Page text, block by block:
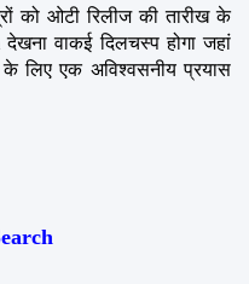
को ओटी रिलीज की तारीख के
वाकई दिलचस्प होगा जहां
लिए एक अविश्वसनीय प्रयास